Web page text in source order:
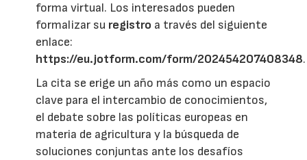
forma virtual. Los interesados pueden
formalizar su registro a través del siguiente
enlace:
https://eu.jotform.com/form/202454207408348.
La cita se erige un año más como un espacio
clave para el intercambio de conocimientos,
el debate sobre las políticas europeas en
materia de agricultura y la búsqueda de
soluciones conjuntas ante los desafíos